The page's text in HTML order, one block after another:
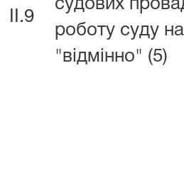
II.9
судових
роботу суду
"відмінно" (5)